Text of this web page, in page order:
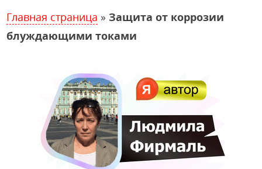
Главная страница » Защита от коррозии
блуждающими токами